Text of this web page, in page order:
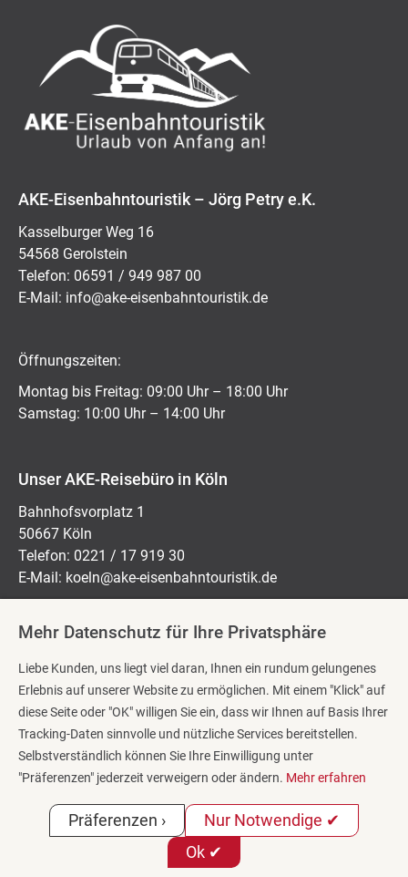
AKE-Eisenbahntouristik – Jörg Petry e.K.
Kasselburger Weg 16
54568 Gerolstein
Telefon: 06591 / 949 987 00
E-Mail: ed.kitsiruotnhabnesie-eka@ofni
Öffnungszeiten:
Montag bis Freitag: 09:00 Uhr – 18:00 Uhr
Samstag: 10:00 Uhr – 14:00 Uhr
Unser AKE-Reisebüro in Köln
Bahnhofsvorplatz 1
50667 Köln
Telefon: 0221 / 17 919 30
E-Mail: koeln@ake-eisenbahntouristik.de
Öffnungszeiten:
Montag bis Freitag: 10:00 Uhr – 18:00 Uhr
Samstag: 10:00 Uhr – 14:00 Uhr
Reisekategorien
Impressum
Datenschutzerklärung
Barrierefreiheitserklärung
Cookie-Einstellungen
AGB
Mehr Datenschutz für Ihre Privatsphäre
Liebe Kunden, uns liegt viel daran, Ihnen ein rundum gelungenes
Erlebnis auf unserer Website zu ermöglichen. Mit einem "Klick" auf
diese Seite oder "OK" willigen Sie ein, dass wir Ihnen auf Basis Ihrer
Tracking-Daten sinnvolle und nützliche Services bereitstellen.
Selbstverständlich können Sie Ihre Einwilligung unter
"Präferenzen" jederzeit verweigern oder ändern. Mehr erfahren
Präferenzen ›
Nur Notwendige ✔
Ok ✔